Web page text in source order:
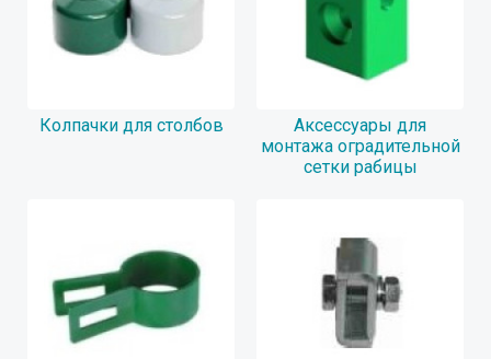
Колпачки для столбов
Аксессуары для
монтажа оградительной
сетки рабицы